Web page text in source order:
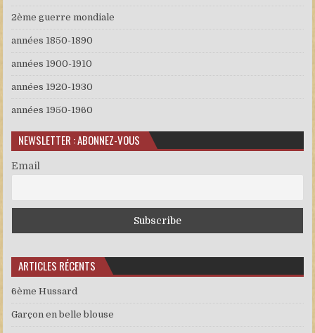
2ème guerre mondiale
années 1850-1890
années 1900-1910
années 1920-1930
années 1950-1960
NEWSLETTER : ABONNEZ-VOUS
Email
ARTICLES RÉCENTS
6ème Hussard
Garçon en belle blouse